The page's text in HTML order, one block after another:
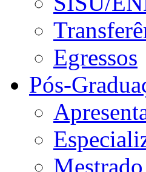
Egressos
Pós-